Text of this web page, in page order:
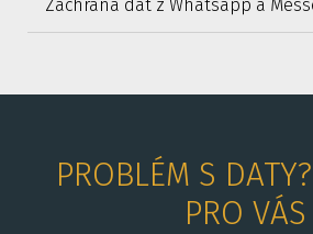
Záchrana dat z Whatsapp a
PROBLÉM S
PRO VÁS